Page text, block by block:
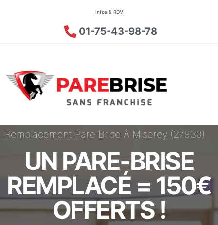
Infos & RDV
01-75-43-98-78
Remplacement Pare Brise À Miserey (27930)
UN PARE-BRISE
REMPLACÉ = 150€
OFFERTS !